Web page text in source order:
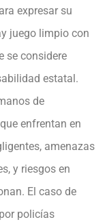
expresar su
juego limpio con
se considere
estatal.
de
enfrentan en
amenazas
y riesgos en
El caso de
policías